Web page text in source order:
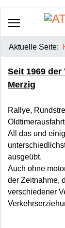
Aktuelle Seite:
Seit 1969
Merzig
Rallye,
All das und
ausgeübt.
Auch ohne
der Zeitnahme,
verschiedener